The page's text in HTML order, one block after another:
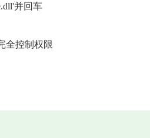
并回车
全控制权限